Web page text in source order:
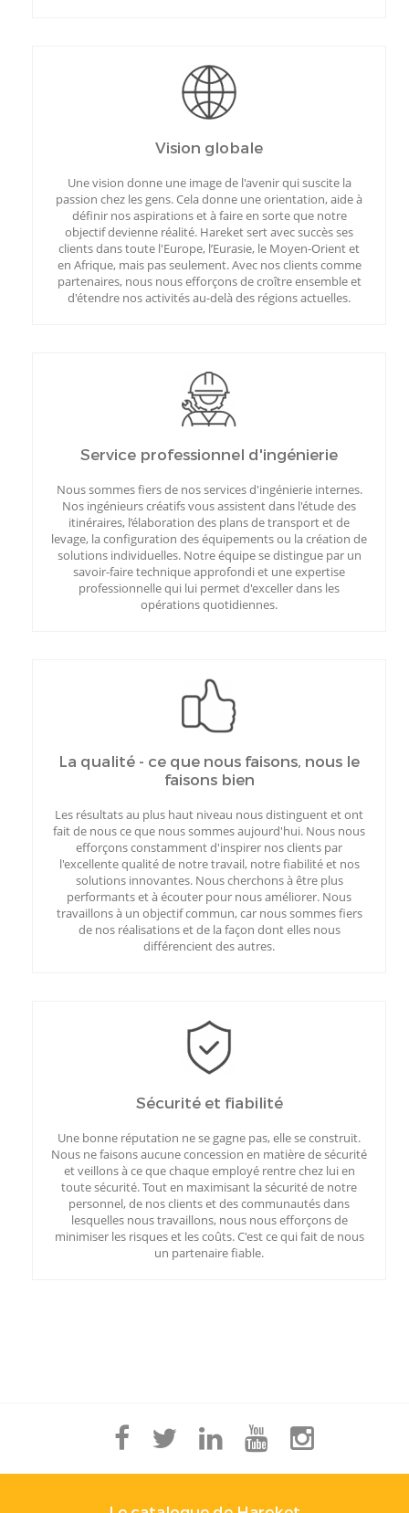
Vision globale
Une vision donne une image de l'avenir qui suscite la
passion chez les gens. Cela donne une orientation, aide à
définir nos aspirations et à faire en sorte que notre
objectif devienne réalité. Hareket sert avec succès ses
clients dans toute l'Europe, l’Eurasie, le Moyen-Orient et
en Afrique, mais pas seulement. Avec nos clients comme
partenaires, nous nous efforçons de croître ensemble et
d'étendre nos activités au-delà des régions actuelles.
Service professionnel d'ingénierie
Nous sommes fiers de nos services d'ingénierie internes.
Nos ingénieurs créatifs vous assistent dans l'étude des
itinéraires, l’élaboration des plans de transport et de
levage, la configuration des équipements ou la création de
solutions individuelles. Notre équipe se distingue par un
savoir-faire technique approfondi et une expertise
professionnelle qui lui permet d'exceller dans les
opérations quotidiennes.
La qualité - ce que nous faisons, nous le
faisons bien
Les résultats au plus haut niveau nous distinguent et ont
fait de nous ce que nous sommes aujourd'hui. Nous nous
efforçons constamment d'inspirer nos clients par
l'excellente qualité de notre travail, notre fiabilité et nos
solutions innovantes. Nous cherchons à être plus
performants et à écouter pour nous améliorer. Nous
travaillons à un objectif commun, car nous sommes fiers
de nos réalisations et de la façon dont elles nous
différencient des autres.
Sécurité et fiabilité
Une bonne réputation ne se gagne pas, elle se construit.
Nous ne faisons aucune concession en matière de sécurité
et veillons à ce que chaque employé rentre chez lui en
toute sécurité. Tout en maximisant la sécurité de notre
personnel, de nos clients et des communautés dans
lesquelles nous travaillons, nous nous efforçons de
minimiser les risques et les coûts. C'est ce qui fait de nous
un partenaire fiable.